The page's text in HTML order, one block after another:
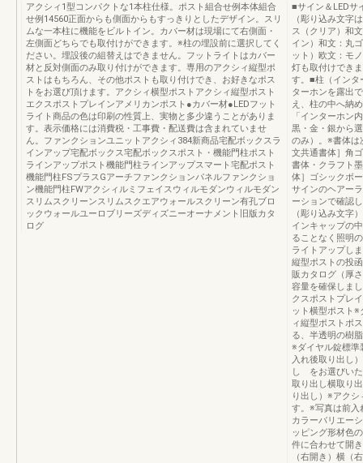
アクシィ1型コンパクトな1本柱仕様。ポスト組合せ例本体組合
せ例14560正面からも側面からもすっきりとしたデザイン。スリ
ムな一本柱に機能をビルトイン。カバー材は現場にて右側面・
左側面どちらでも取付けができます。※柱の埋設前に選択してく
ださい。埋設後の組替えはできません。フットライトはカバー
材と反対側面のみ取り付けができます。専用のアクシィ縦型ポ
ストはもちろん、その他ポストも取り付けでき、お好きなポス
トをお選び頂けます。アクシィ横型ポストアクシィ縦型ポスト
エクスポストプレインアメリカンポスト●カバー材●LEDフット
ライト商品の色は印刷の性質上、実物と多少違うことがありま
す。表示価格には消費税・工事費・配送費は含まれていませ
ん。ファンクションユニットアクシィ384新商品宅配ボックスラ
インアップ宅配ボックス宅配ボックスポスト・機能門柱ポスト
ラインアップポスト機能門柱ラインアップスマート宅配ポスト
機能門柱FSプラスGアーチファンクションパネルファンクショ
ン機能門柱FWアクシィルミフェイスウィルモダンウィルモダン
スリムスクリーンスリムスクエアウォールスクリーン有孔ブロ
ックウォールユーロブリーズディズニーオーナメント旧版カタ
ログ
■サイン＆LEDサ
（彫り込み文字
ス（クリア）和
イン）和文：丸
ット）欧文：モ
灯も取付けでき
す。■柱（インタ
ターホンを露出
え、柱の中へ納
「インターホン
黒・金・銀から
のみ）。※書体は
文共通書体］角
書体・クラフト
体］ゴシックボ
サインのヘアー
ーションで確認
（彫り込み文字
インキャップの
ることなく照明
ライトアップし
縦型ポストの投
販カタログ（厚
容量を確保しま
クスポストプレ
ット横型ポスト
ィ縦型ポストポ
る、半透明の樹
※ダイヤル錠標
入れ後取り出し
し をお選びい
取り出し横取り
り出し）※アク
す。※写真は前入
カラーバリエー
ッピング形材色
件に合わせて開
（右開き）横（